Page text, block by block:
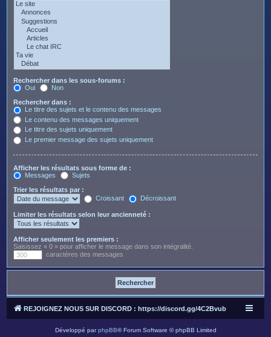
Rechercher dans les sous-forums :
Oui
Non
Rechercher dans :
Le titre des sujets et le contenu des messages
Le contenu des messages uniquement
Le titre des sujets uniquement
Le premier message des sujets uniquement
Afficher les résultats sous forme de :
Messages
Sujets
Trier les résultats par :
Croissant
Décroissant
Limiter les résultats selon leur ancienneté :
Afficher seulement les premiers :
Saisissez « 0 » pour afficher le message dans son intégralité.
caractères des messages
REJOIGNEZ NOUS SUR DISCORD : https://discord.gg/4C2Bvub
Développé parphpBB® Forum Software © phpBB Limited